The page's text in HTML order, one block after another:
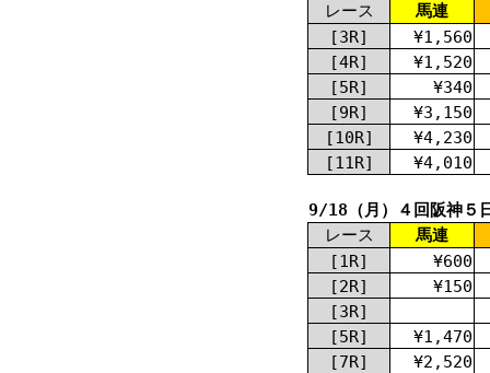
レース
馬連
[3R]
¥1,560
[4R]
¥1,520
[5R]
¥340
[9R]
¥3,150
[10R]
¥4,230
[11R]
¥4,010
9/18（月）４回阪神５
レース
馬連
[1R]
¥600
[2R]
¥150
[3R]
[5R]
¥1,470
[7R]
¥2,520